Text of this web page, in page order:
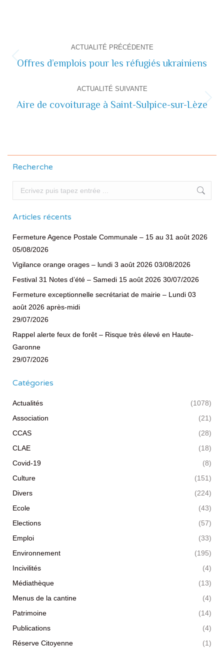
de
commentaire
ACTUALITÉ PRÉCÉDENTE
Actualité
Offres d’emplois pour les réfugiés ukrainiens
ACTUALITÉ SUIVANTE
Actualité
Aire de covoiturage à Saint-Sulpice-sur-Lèze
Recherche
Recherche
Articles récents
Fermeture Agence Postale Communale – 15 au 31 août 2026
05/08/2026
Vigilance orange orages – lundi 3 août 2026 03/08/2026
Festival 31 Notes d’été – Samedi 15 août 2026 30/07/2026
Fermeture exceptionnelle secrétariat de mairie – Lundi 03
août 2026 après-midi
29/07/2026
Rappel alerte feux de forêt – Risque très élevé en Haute-
Garonne
29/07/2026
Catégories
Actualités
(1078)
Association
(21)
CCAS
(28)
CLAE
(18)
Covid-19
(8)
Culture
(151)
Divers
(224)
Ecole
(43)
Elections
(57)
Emploi
(33)
Environnement
(195)
Incivilités
(4)
Médiathèque
(13)
Menus de la cantine
(4)
Patrimoine
(14)
Publications
(4)
Réserve Citoyenne
(1)